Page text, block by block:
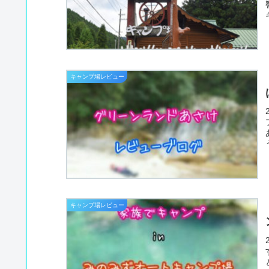
キャンプ場レビュー
キャンプ場レビュー